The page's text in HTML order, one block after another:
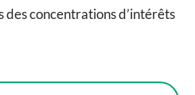
des concentrations d’intérêts